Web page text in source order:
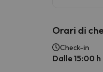
Orari di
Check-in
Dalle 15:00